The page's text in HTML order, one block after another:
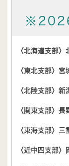
〈北海道支部
〈東北支部〉宮
〈北陸支部〉新
〈関東支部〉長
〈東海支部〉三
〈近中四支部